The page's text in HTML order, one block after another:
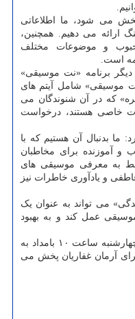
می شود، ما اطلاعاتی
ارائه می دهیم. همچنین،
و موضوعات مختلف
است.
برنامه «نت موسیقی»
موسیقی» شامل آیتم های
که در آن شنوندگان می
خاصی هستند، درخواست
ما بدنبال آن هستیم که با
و آموزنده برای مخاطبان
به معرفی موسیقی های
و یادآوری خاطرات نیز
می تواند به عنوان یک
عمل کند و به بهبود
این برنامه بصورت روزانه از شنبه تا چهارشنبه ساعت ۱۰ بامداد به
آرمان غفاریان پخش می